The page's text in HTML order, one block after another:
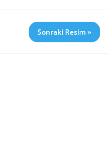
Sonraki Resim »